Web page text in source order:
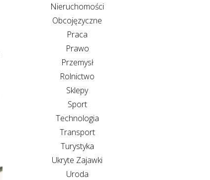
Nieruchomości
Obcojęzyczne
Praca
Prawo
Przemysł
Rolnictwo
Sklepy
Sport
Technologia
Transport
Turystyka
Ukryte Zajawki
Uroda